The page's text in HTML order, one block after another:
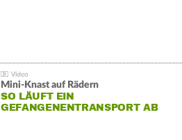
Mini-Knast auf Rädern
SO LÄUFT EIN
GEFANGENENTRANSPORT AB